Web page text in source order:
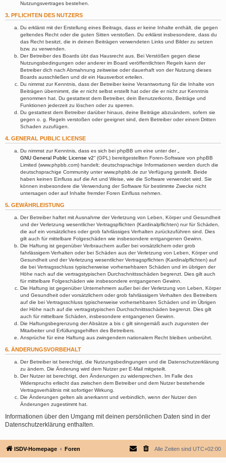
Nutzungsvertrages bestehen.
3. PFLICHTEN DES NUTZERS
Du erklärst mit der Erstellung eines Beitrags, dass er keine Inhalte enthält, die gegen
geltendes Recht oder die guten Sitten verstoßen. Du erklärst insbesondere, dass du
das Recht besitzt, die in deinen Beiträgen verwendeten Links und Bilder zu setzen
bzw. zu verwenden.
Der Betreiber des Boards übt das Hausrecht aus. Bei Verstößen gegen diese
Nutzungsbedingungen oder anderer im Board veröffentlichten Regeln kann der
Betreiber dich nach Abmahnung zeitweise oder dauerhaft von der Nutzung dieses
Boards ausschließen und dir ein Hausverbot erteilen.
Du nimmst zur Kenntnis, dass der Betreiber keine Verantwortung für die Inhalte von
Beiträgen übernimmt, die er nicht selbst erstellt hat oder die er nicht zur Kenntnis
genommen hat. Du gestattest dem Betreiber, dein Benutzerkonto, Beiträge und
Funktionen jederzeit zu löschen oder zu sperren.
Du gestattest dem Betreiber darüber hinaus, deine Beiträge abzuändern, sofern sie
gegen o. g. Regeln verstoßen oder geeignet sind, dem Betreiber oder einem Dritten
Schaden zuzufügen.
4. GENERAL PUBLIC LICENSE
Du nimmst zur Kenntnis, dass es sich bei phpBB um eine unter der „
GNU General Public License v2“ (GPL) bereitgestellten Foren-Software von phpBB
Limited (www.phpbb.com) handelt; deutschsprachige Informationen werden durch die
deutschsprachige Community unter www.phpbb.de zur Verfügung gestellt. Beide
haben keinen Einfluss auf die Art und Weise, wie die Software verwendet wird. Sie
können insbesondere die Verwendung der Software für bestimmte Zwecke nicht
untersagen oder auf Inhalte fremder Foren Einfluss nehmen.
5. GEWÄHRLEISTUNG
Der Betreiber haftet mit Ausnahme der Verletzung von Leben, Körper und Gesundheit
und der Verletzung wesentlicher Vertragspflichten (Kardinalpflichten) nur für Schäden,
die auf ein vorsätzliches oder grob fahrlässiges Verhalten zurückzuführen sind. Dies
gilt auch für mittelbare Folgeschäden wie insbesondere entgangenen Gewinn.
Die Haftung ist gegenüber Verbrauchern außer bei vorsätzlichem oder grob
fahrlässigem Verhalten oder bei Schäden aus der Verletzung von Leben, Körper und
Gesundheit und der Verletzung wesentlicher Vertragspflichten (Kardinalpflichten) auf
die bei Vertragsschluss typischerweise vorhersehbaren Schäden und im übrigen der
Höhe nach auf die vertragstypischen Durchschnittsschäden begrenzt. Dies gilt auch
für mittelbare Folgeschäden wie insbesondere entgangenen Gewinn.
Die Haftung ist gegenüber Unternehmern außer bei der Verletzung von Leben, Körper
und Gesundheit oder vorsätzlichem oder grob fahrlässigem Verhalten des Betreibers
auf die bei Vertragsschluss typischerweise vorhersehbaren Schäden und im Übrigen
der Höhe nach auf die vertragstypischen Durchschnittsschäden begrenzt. Dies gilt
auch für mittelbare Schäden, insbesondere entgangenen Gewinn.
Die Haftungsbegrenzung der Absätze a bis c gilt sinngemäß auch zugunsten der
Mitarbeiter und Erfüllungsgehilfen des Betreibers.
Ansprüche für eine Haftung aus zwingendem nationalem Recht bleiben unberührt.
6. ÄNDERUNGSVORBEHALT
Der Betreiber ist berechtigt, die Nutzungsbedingungen und die Datenschutzerklärung
zu ändern. Die Änderung wird dem Nutzer per E-Mail mitgeteilt.
Der Nutzer ist berechtigt, den Änderungen zu widersprechen. Im Falle des
Widerspruchs erlischt das zwischen dem Betreiber und dem Nutzer bestehende
Vertragsverhältnis mit sofortiger Wirkung.
Die Änderungen gelten als anerkannt und verbindlich, wenn der Nutzer den
Änderungen zugestimmt hat.
Informationen über den Umgang mit deinen persönlichen Daten sind in der
Datenschutzerklärung enthalten.
ISDV-Homepage Foren Alle Zeiten sind UTC+02:00